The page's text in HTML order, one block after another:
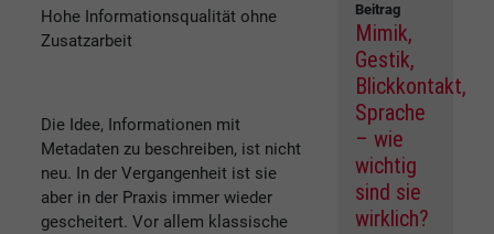
Hohe Informationsqualität ohne
Zusatzarbeit
Die Idee, Informationen mit
Metadaten zu beschreiben, ist nicht
neu. In der Vergangenheit ist sie
aber in der Praxis immer wieder
gescheitert. Vor allem klassische
Beitrag
Mimik,
Gestik,
Blickkontakt,
Sprache
– wie
wichtig
sind sie
wirklich?